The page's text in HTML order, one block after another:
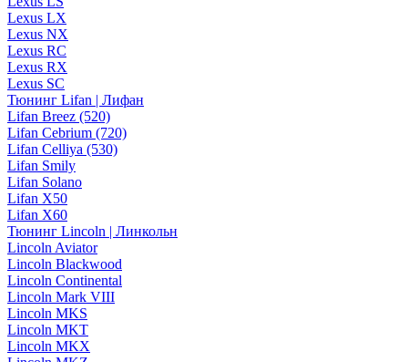
Lexus LX
Lexus NX
Lexus RC
Lexus RX
Lexus SC
Тюнинг Lifan | Лифан
Lifan Breez (520)
Lifan Cebrium (720)
Lifan Celliya (530)
Lifan Smily
Lifan Solano
Lifan X50
Lifan X60
Тюнинг Lincoln | Линкольн
Lincoln Aviator
Lincoln Blackwood
Lincoln Continental
Lincoln Mark VIII
Lincoln MKS
Lincoln MKT
Lincoln MKX